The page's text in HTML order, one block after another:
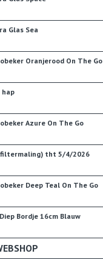
Glas Sea
Oranjerood On The Go
hap
Azure On The Go
tht 5/4/2026
Deep Teal On The Go
Bordje 16cm Blauw